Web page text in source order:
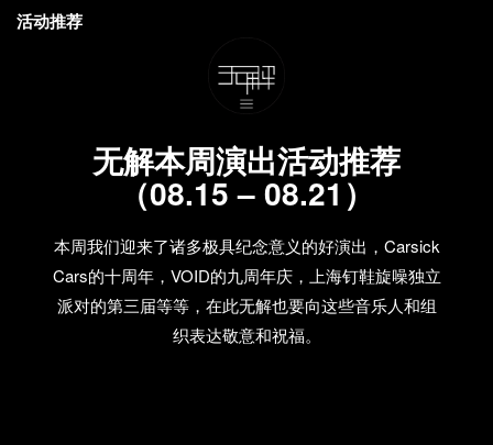
无解本周演出活动推荐
（08.15 – 08.21）
本周我们迎来了诸多极具纪念意义的好演出，Carsick
Cars的十周年，VOID的九周年庆，上海钉鞋旋噪独立
派对的第三届等等，在此无解也要向这些音乐人和组
织表达敬意和祝福。
活动推荐